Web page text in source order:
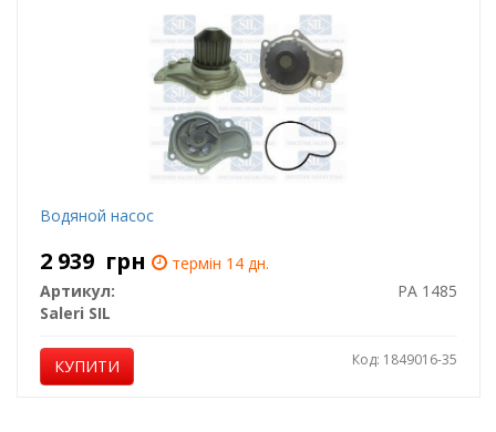
Водяной насос
2 939 грн
термін 14 дн.
Артикул:
PA 1485
Saleri SIL
КУПИТИ Код: 1849016-35